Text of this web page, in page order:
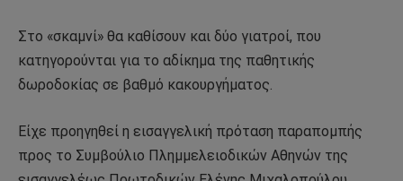
Στο «σκαμνί» θα καθίσουν και δύο γιατροί, που
κατηγορούνται για το αδίκημα της παθητικής
δωροδοκίας σε βαθμό κακουργήματος.
Είχε προηγηθεί η εισαγγελική πρόταση παραπομπής
προς το Συμβούλιο Πλημμελειοδικών Αθηνών της